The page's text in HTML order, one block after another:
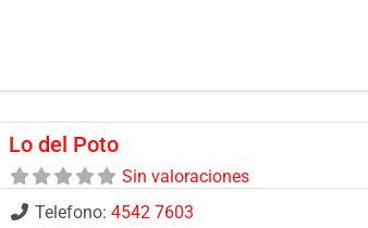
Lo del Poto
Sin valoraciones
Telefono:4542 7603